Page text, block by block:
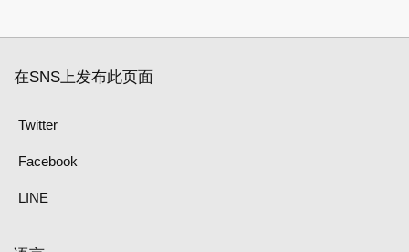
在SNS上发布此页面
Twitter
Facebook
LINE